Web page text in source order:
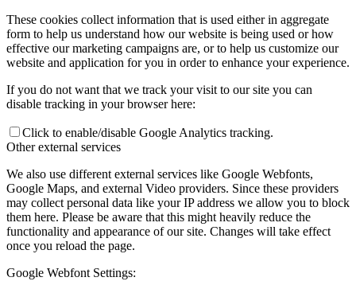
These cookies collect information that is used either in aggregate
form to help us understand how our website is being used or how
effective our marketing campaigns are, or to help us customize our
website and application for you in order to enhance your experience.
If you do not want that we track your visit to our site you can
disable tracking in your browser here:
Click to enable/disable Google Analytics tracking.
Other external services
We also use different external services like Google Webfonts,
Google Maps, and external Video providers. Since these providers
may collect personal data like your IP address we allow you to block
them here. Please be aware that this might heavily reduce the
functionality and appearance of our site. Changes will take effect
once you reload the page.
Google Webfont Settings: